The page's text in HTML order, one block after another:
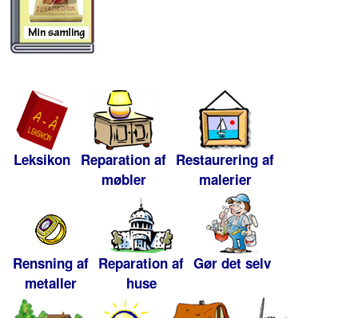
Leksikon Reparation af
møbler
Restaurering af
malerier
Rensning af
metaller
Reparation af
huse
Gør det selv